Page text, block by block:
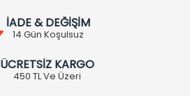
İADE & DEĞİŞİM
14 Gün Koşulsuz
ÜCRETSİZ KARGO
450 TL Ve Üzeri